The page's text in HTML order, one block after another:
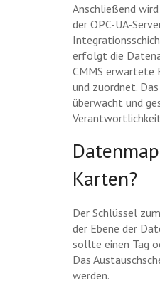
Anschließend
der OPC-UA-
erfolgt die
CMMS erwartete
und zuordnet.
überwacht und
Karten?
Der Schlüssel
der Ebene der
sollte einen Tag
Das
werden.